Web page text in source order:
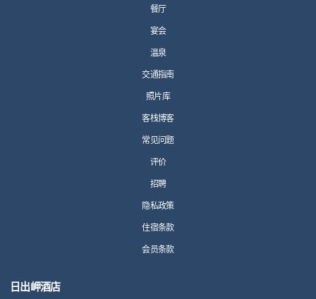
餐厅
宴会
温泉
交通指南
照片库
客栈博客
常见问题
评价
招聘
隐私政策
住宿条款
会员条款
日出岬酒店